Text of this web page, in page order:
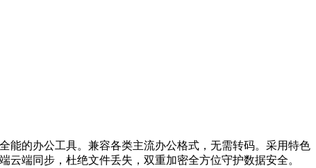
能的办公工具。兼容各类主流办公格式，无需转码。采用特色
端同步，杜绝文件丢失，双重加密全方位守护数据安全。